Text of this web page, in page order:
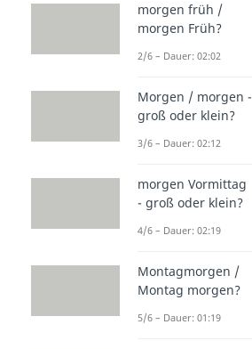
morgen früh /
morgen Früh?
2/6 – Dauer: 02:02
Morgen / morgen -
groß oder klein?
3/6 – Dauer: 02:12
morgen Vormittag
- groß oder klein?
4/6 – Dauer: 02:19
Montagmorgen /
Montag morgen?
5/6 – Dauer: 01:19